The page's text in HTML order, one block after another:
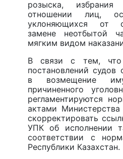
розыска,
отношении лиц,
уклоняющихся от
замене неотбытой
мягким видом
В связи с тем, что
постановлений судов
в возмещение
причиненного
регламентируются
актами
скорректировать
УПК об исполнении
соответствии с
Республики Казахстан.